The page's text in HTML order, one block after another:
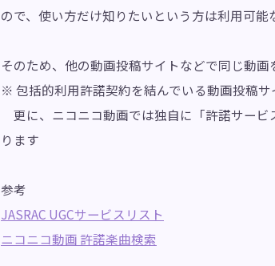
ので、使い方だけ知りたいという方は利用可能
そのため、他の動画投稿サイトなどで同じ動
※ 包括的利用許諾契約を結んでいる動画投稿
更に、ニコニコ動画では独自に「許諾サー
ります
参考
JASRAC UGCサービスリスト
ニコニコ動画 許諾楽曲検索